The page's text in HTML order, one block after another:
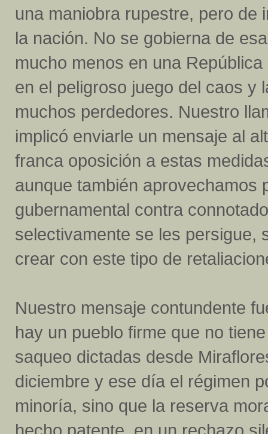
una maniobra rupestre, pero de
la nación. No se gobierna de
mucho menos en una
en el peligroso juego del caos y
muchos perdedores. Nuestro
implicó enviarle un mensaje al
franca oposición a estas
aunque también aprovechamos
gubernamental contra
selectivamente se les persigue,
crear con este tipo de
Nuestro mensaje contundente
hay un pueblo firme que no
saqueo dictadas desde
diciembre y ese día el régimen
minoría, sino que la reserva